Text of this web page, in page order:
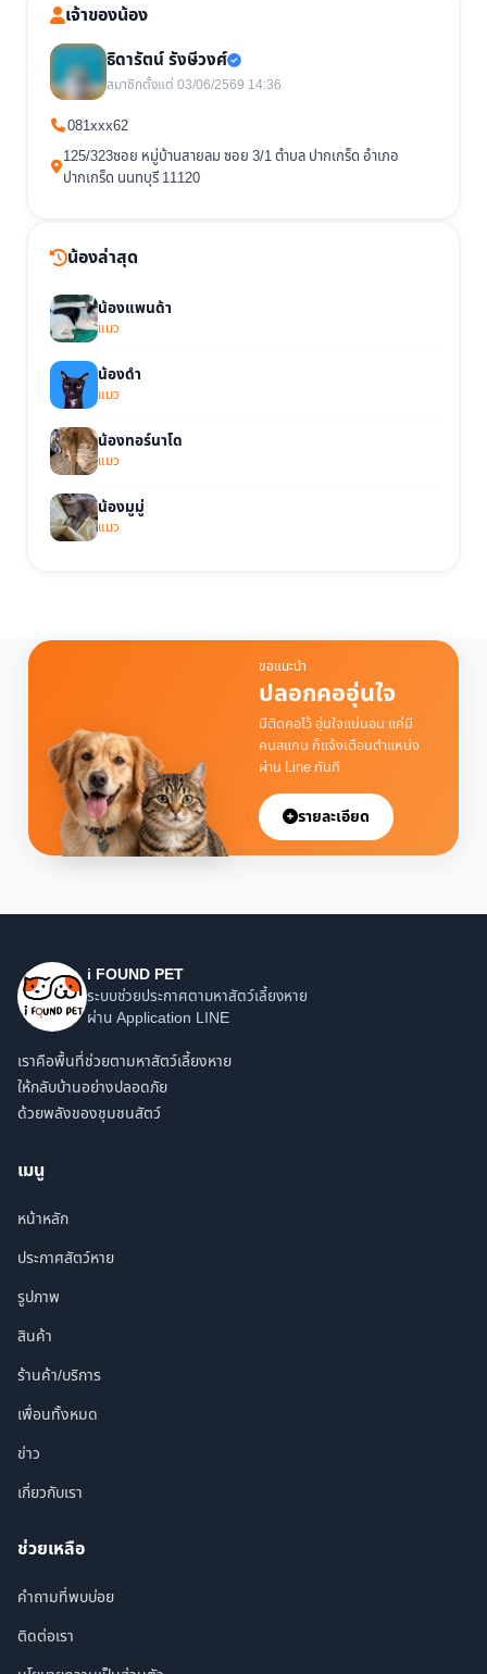
เจ้าของน้อง
ธิดารัตน์ รังษีวงศ์
สมาชิกตั้งแต่ 03/06/2569 14:36
081xxx62
125/323ซอย หมู่บ้านสายลม ซอย 3/1 ตำบล ปากเกร็ด อำเภอ
ปากเกร็ด นนทบุรี 11120
น้องล่าสุด
น้องแพนด้า
แมว
น้องดำ
แมว
น้องทอร์นาโด
แมว
น้องมูมู่
แมว
ขอแนะนำ
ปลอกคออุ่นใจ
มีติดคอไว้ อุ่นใจแน่นอน แค่มี
คนสแกน ก็แจ้งเตือนตำแหน่ง
ผ่าน Line ทันที
รายละเอียด
i FOUND PET
ระบบช่วยประกาศตามหาสัตว์เลี้ยงหาย
ผ่าน Application LINE
เราคือพื้นที่ช่วยตามหาสัตว์เลี้ยงหาย
ให้กลับบ้านอย่างปลอดภัย
ด้วยพลังของชุมชนสัตว์
เมนู
หน้าหลัก
ประกาศสัตว์หาย
รูปภาพ
สินค้า
ร้านค้า/บริการ
เพื่อนทั้งหมด
ข่าว
เกี่ยวกับเรา
ช่วยเหลือ
คำถามที่พบบ่อย
ติดต่อเรา